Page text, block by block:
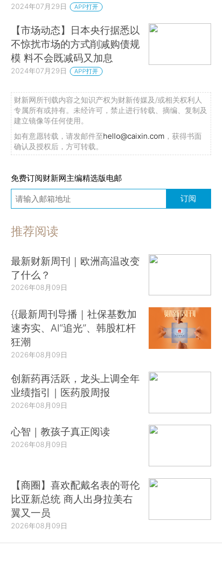
2024年07月29日 APP打开
【市场动态】日本央行据悉以
不惊扰市场的方式削减购债规
模 料不会既减码又加息
2024年07月29日 APP打开
财新网所刊载内容之知识产权为财新传媒及/或相关权利人
专属所有或持有。未经许可，禁止进行转载、摘编、复制及
建立镜像等任何使用。
如有意愿转载，请发邮件至hello@caixin.com ，获得书面
确认及授权后，方可转载。
免费订阅财新网主编精选版电邮
订阅
推荐阅读
最新财新周刊｜欧洲高温改变
了什么？
2026年08月09日
{{最新周刊导播｜社保基数加
速夯实、AI“追光”、韩股杠杆
狂潮
2026年08月09日
创新药再活跃，龙头上调全年
业绩指引｜医药股周报
2026年08月09日
心智｜教孩子真正阅读
2026年08月09日
【商圈】喜欢配戴名表的哥伦
比亚新总统 商人出身拉美右
翼又一员
2026年08月09日